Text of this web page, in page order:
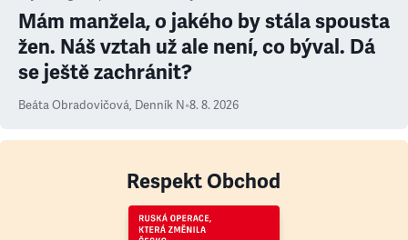
Mám manžela, o jakého by stála spousta
žen. Náš vztah už ale není, co býval. Dá
se ještě zachránit?
Beáta Obradovičová, Denník N•8. 8. 2026
Respekt Obchod